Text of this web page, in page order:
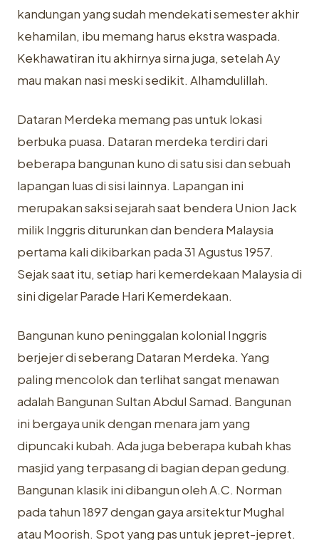
kandungan yang sudah mendekati semester akhir
kehamilan, ibu memang harus ekstra waspada.
Kekhawatiran itu akhirnya sirna juga, setelah Ay
mau makan nasi meski sedikit. Alhamdulillah.
Dataran Merdeka memang pas untuk lokasi
berbuka puasa. Dataran merdeka terdiri dari
beberapa bangunan kuno di satu sisi dan sebuah
lapangan luas di sisi lainnya. Lapangan ini
merupakan saksi sejarah saat bendera Union Jack
milik Inggris diturunkan dan bendera Malaysia
pertama kali dikibarkan pada 31 Agustus 1957.
Sejak saat itu, setiap hari kemerdekaan Malaysia di
sini digelar Parade Hari Kemerdekaan.
Bangunan kuno peninggalan kolonial Inggris
berjejer di seberang Dataran Merdeka. Yang
paling mencolok dan terlihat sangat menawan
adalah Bangunan Sultan Abdul Samad. Bangunan
ini bergaya unik dengan menara jam yang
dipuncaki kubah. Ada juga beberapa kubah khas
masjid yang terpasang di bagian depan gedung.
Bangunan klasik ini dibangun oleh A.C. Norman
pada tahun 1897 dengan gaya arsitektur Mughal
atau Moorish. Spot yang pas untuk jepret-jepret.